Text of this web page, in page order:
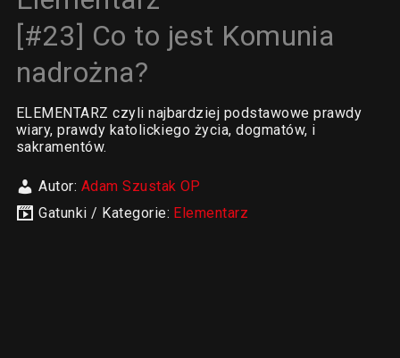
[#23] Co to jest Komunia
nadrożna?
ELEMENTARZ czyli najbardziej podstawowe prawdy
wiary, prawdy katolickiego życia, dogmatów, i
sakramentów.
Autor: Adam Szustak OP
Gatunki / Kategorie: Elementarz